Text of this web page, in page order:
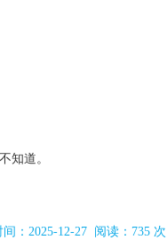
知道。
间：2025-12-27 阅读：735 次